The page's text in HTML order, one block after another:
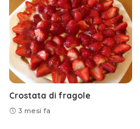
Crostata di fragole
3 mesi fa